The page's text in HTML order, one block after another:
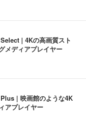
| 4Kの高画質スト
メディアプレイヤー
| 映画館のような4K
アプレイヤー